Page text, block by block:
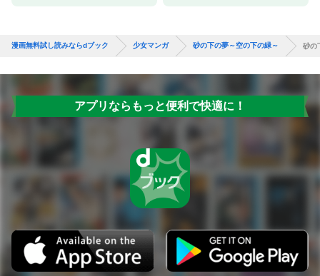
漫画無料試し読みならdブック 少女マンガ 砂の下の夢～空の下の緑～ 砂の
アプリならもっと便利で快適に！